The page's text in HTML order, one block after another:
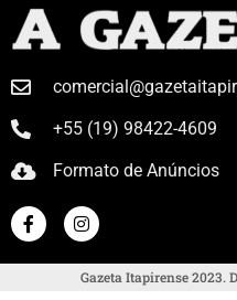
+55 (19) 98422-4609
Formato de Anúncios
Gazeta Itapirense 2023.